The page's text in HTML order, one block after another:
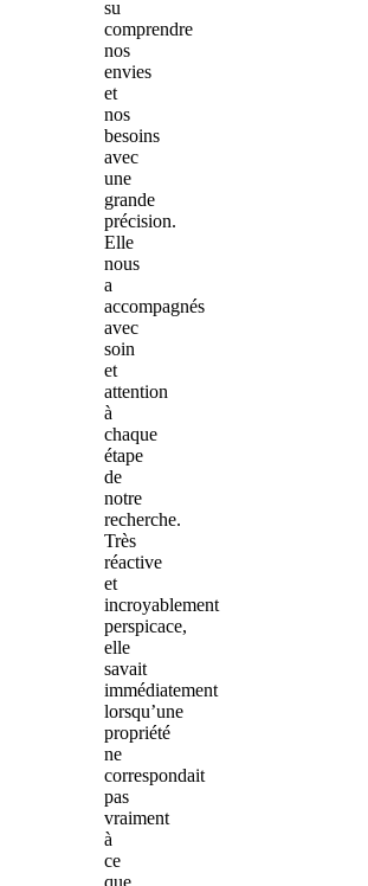
su
comprendre
nos
envies
et
nos
besoins
avec
une
grande
précision.
Elle
nous
a
accompagnés
avec
soin
et
attention
à
chaque
étape
de
notre
recherche.
Très
réactive
et
incroyablement
perspicace,
elle
savait
immédiatement
lorsqu’une
propriété
ne
correspondait
pas
vraiment
à
ce
que